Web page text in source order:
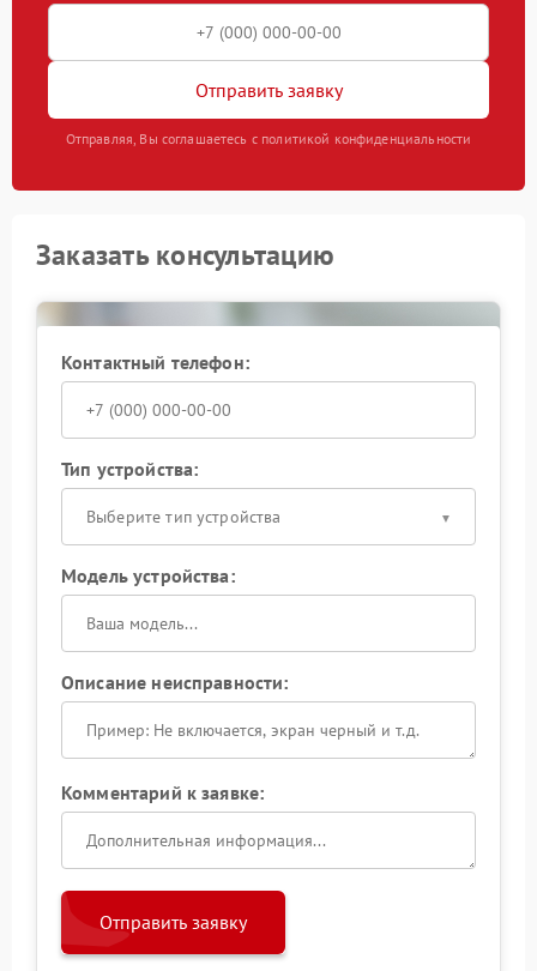
Отправить заявку
Отправляя, Вы соглашаетесь с политикой конфиденциальности
Заказать консультацию
Контактный телефон:
Тип устройства:
Выберите тип устройства
Модель устройства:
Описание неисправности:
Комментарий к заявке:
Отправить заявку